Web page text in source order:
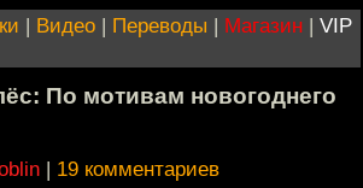
| Видео | Переводы | Магазин | VIP
По мотивам новогоднего
| 19 комментариев